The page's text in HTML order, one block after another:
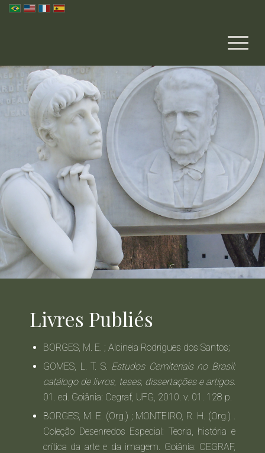
Livres Publiés
BORGES, M. E. ; Alcineia Rodrigues dos Santos;
GOMES, L. T. S. Estudos Cemiteriais no Brasil:
catálogo de livros, teses, dissertações e artigos.
01. ed. Goiânia: Cegraf, UFG, 2010. v. 01. 128 p.
BORGES, M. E. (Org.) ; MONTEIRO, R. H. (Org.) .
Coleção Desenredos Especial: Teoria, história e
crítica da arte e da imagem. Goiânia: CEGRAF,